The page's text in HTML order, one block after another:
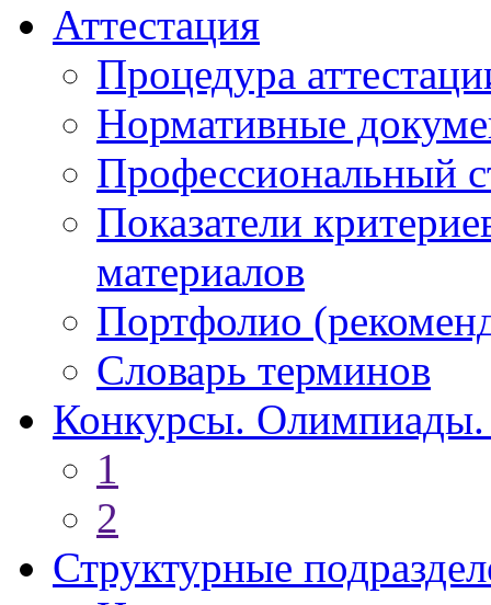
Аттестация
Процедура
Нормативные
Профессиональный
Показатели
материалов
Портфолио
Словарь терминов
Конкурсы.
1
2
Структурные